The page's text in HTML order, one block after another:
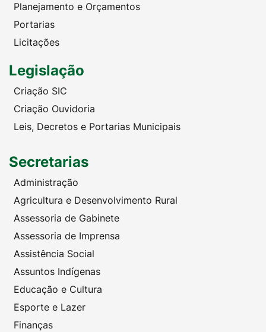
Planejamento e Orçamentos
Portarias
Licitações
Legislação
Criação SIC
Criação Ouvidoria
Leis, Decretos e Portarias Municipais
Secretarias
Administração
Agricultura e Desenvolvimento Rural
Assessoria de Gabinete
Assessoria de Imprensa
Assistência Social
Assuntos Indígenas
Educação e Cultura
Esporte e Lazer
Finanças